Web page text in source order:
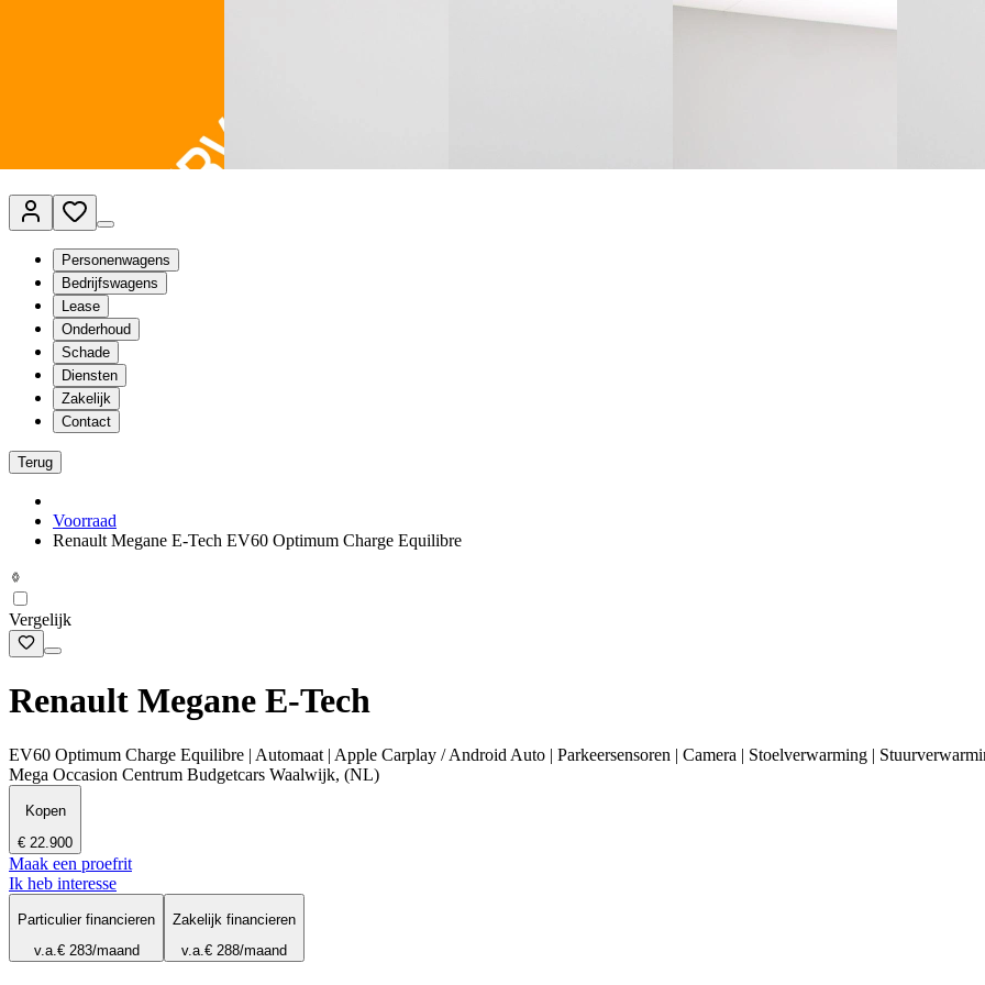
Personenwagens
Bedrijfswagens
Lease
Onderhoud
Schade
Diensten
Zakelijk
Contact
Terug
Voorraad
Renault Megane E-Tech EV60 Optimum Charge Equilibre
Vergelijk
Renault Megane E-Tech
EV60 Optimum Charge Equilibre | Automaat | Apple Carplay / Android Auto | Parkeersensoren | Camera | Stoelverwarming |
Mega Occasion Centrum Budgetcars Waalwijk, (NL)
Kopen
€ 22.900
Maak een proefrit
Ik heb interesse
Particulier financieren
v.a.€ 283/maand
Zakelijk financieren
v.a.€ 288/maand